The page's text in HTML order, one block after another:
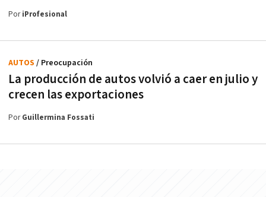
PoriProfesional
La producción de autos volvió a caer en julio y
crecen las exportaciones
AUTOS / Preocupación
PorGuillermina Fossati